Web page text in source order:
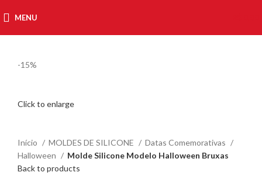
MENU
-15%
Click to enlarge
Início MOLDES DE SILICONE
Datas Comemorativas
Halloween
Molde Silicone Modelo Halloween Bruxas
Back to products